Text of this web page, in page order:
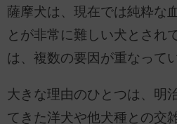
薩摩犬は、現在では純粋な
とが非常に難しい犬とされ
は、複数の要因が重なって
大きな理由のひとつは、明
てきた洋犬や他犬種との交